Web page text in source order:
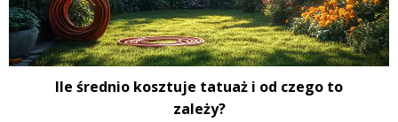
Ile średnio kosztuje tatuaż i od czego to
zależy?